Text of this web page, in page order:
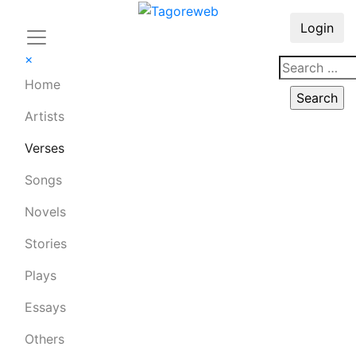
×
Home
Artists
Verses
Songs
Novels
Stories
Plays
Essays
Others
Login